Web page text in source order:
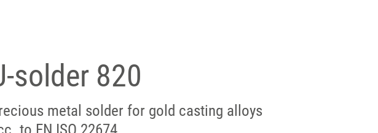
solder 820
metal solder for gold casting alloys